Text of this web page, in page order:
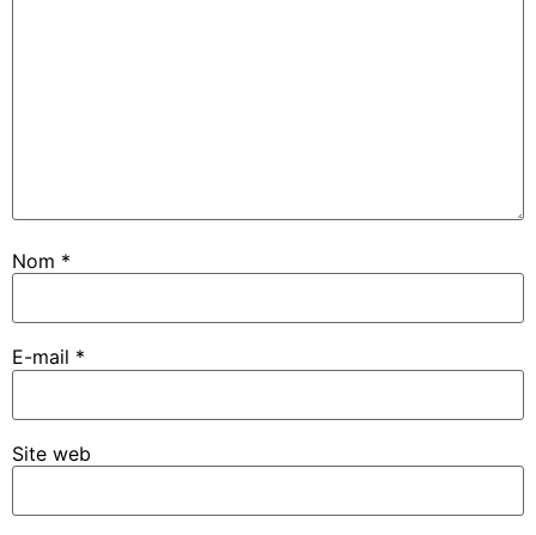
Nom *
E-mail *
Site web